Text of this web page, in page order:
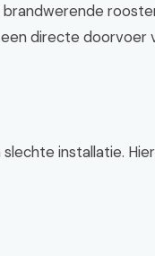
directe doorvoer
installatie.